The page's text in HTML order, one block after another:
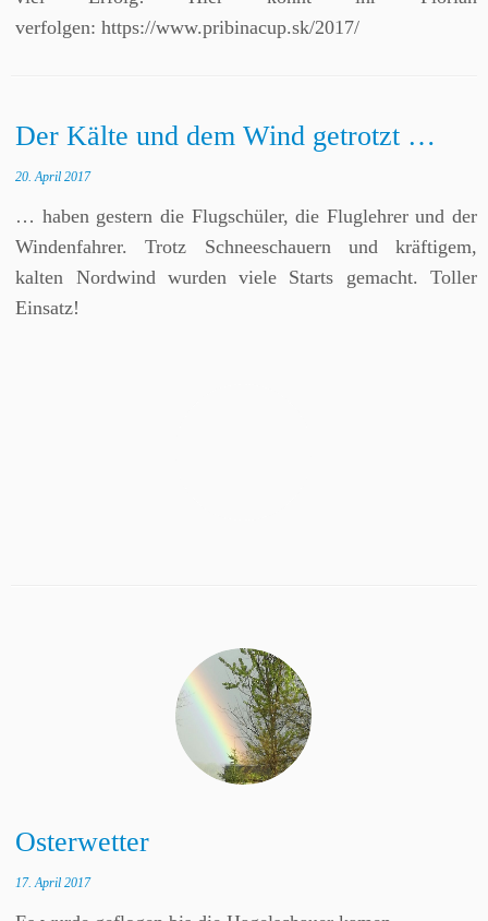
verfolgen: https://www.pribinacup.sk/2017/
Der Kälte und dem Wind getrotzt …
20. April 2017
… haben gestern die Flugschüler, die Fluglehrer und der
Windenfahrer. Trotz Schneeschauern und kräftigem,
kalten Nordwind wurden viele Starts gemacht. Toller
Einsatz!
Osterwetter
17. April 2017